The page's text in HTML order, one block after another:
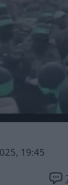
19:45